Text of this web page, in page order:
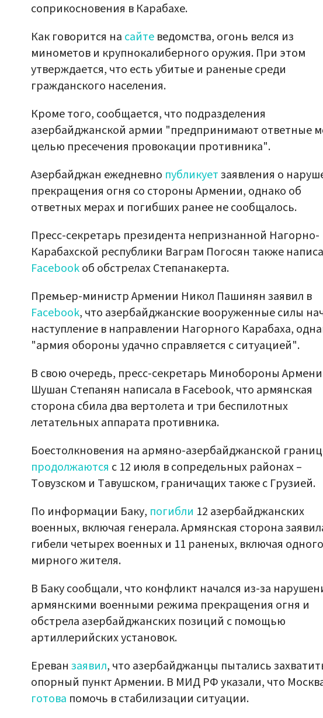
соприкосновения в Карабахе.
Как говорится на сайте ведомства, огонь велся из
минометов и крупнокалиберного оружия. При этом
утверждается, что есть убитые и раненые среди
гражданского населения.
Кроме того, сообщается, что подразделения
азербайджанской армии "предпринимают ответные
целью пресечения провокации противника".
Азербайджан ежедневно публикуетзаявления о
прекращения огня со стороны Армении, однако об
ответных мерах и погибших ранее не сообщалось.
Пресс-секретарь президента непризнанной Нагорно-
Карабахской республики Ваграм Погосян также
Facebookоб обстрелах Степанакерта.
Премьер-министр Армении Никол Пашинян заявил в
Facebook, что азербайджанские вооруженные силы
наступление в направлении Нагорного Карабаха,
"армия обороны удачно справляется с ситуацией".
В свою очередь, пресс-секретарь Минобороны
Шушан Степанян написала в Facebook, что армянская
сторона сбила два вертолета и три беспилотных
летательных аппарата противника.
Боестолкновения на армяно-азербайджанской
продолжаются с 12 июля в сопредельных районах –
Товузском и Тавушском, граничащих также с Грузией.
По информации Баку, погибли 12 азербайджанских
военных, включая генерала. Армянская сторона
гибели четырех военных и 11 раненых, включая одного
мирного жителя.
В Баку сообщали, что конфликт начался из-за
армянскими военными режима прекращения огня и
обстрела азербайджанских позиций с помощью
артиллерийских установок.
Ереван заявил, что азербайджанцы пытались
опорный пункт Армении. В МИД РФ указали, что
готова помочь в стабилизации ситуации.